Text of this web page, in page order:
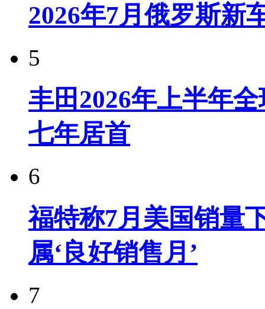
2026年7月俄罗斯新
5
丰田2026年上半年
七年居首
6
福特称7月美国销量
属‘良好销售月’
7